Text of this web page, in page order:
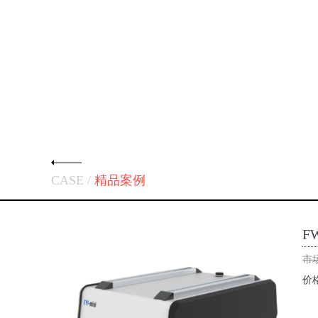
CASE / 精品案例
市
价